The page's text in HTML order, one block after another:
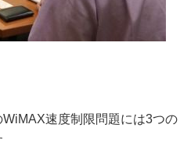
速度制限問題には3つの